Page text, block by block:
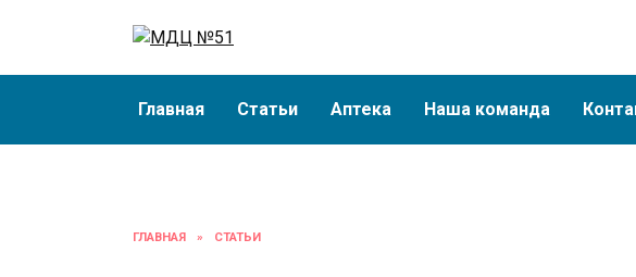
Главная Статьи Аптека Наша команда
ГЛАВНАЯ » СТАТЬИ